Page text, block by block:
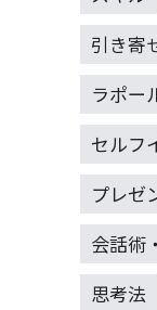
引き寄
ラポー
セルフ
プレゼ
会話術
思考法